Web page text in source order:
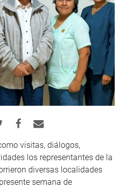
visitas, diálogos,
los representantes de la
diversas localidades
semana de